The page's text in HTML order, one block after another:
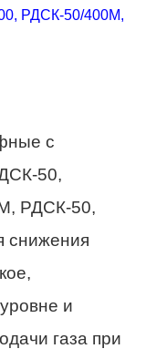
с
50,
РДСК-50,
снижения
и
газа при